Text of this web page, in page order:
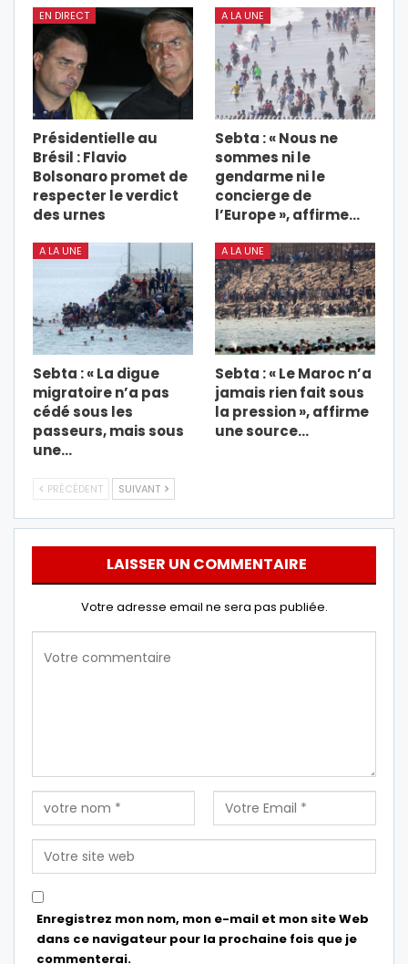
EN DIRECT
Présidentielle au
Brésil : Flavio
Bolsonaro promet de
respecter le verdict
des urnes
A LA UNE
Sebta : « Nous ne
sommes ni le
gendarme ni le
concierge de
l’Europe », affirme…
A LA UNE
Sebta : « La digue
migratoire n’a pas
cédé sous les
passeurs, mais sous
une…
A LA UNE
Sebta : « Le Maroc n’a
jamais rien fait sous
la pression », affirme
une source…
PRÉCÉDENT SUIVANT
LAISSER UN COMMENTAIRE
Votre adresse email ne sera pas publiée.
Enregistrez mon nom, mon e-mail et mon site Web
dans ce navigateur pour la prochaine fois que je
commenterai.